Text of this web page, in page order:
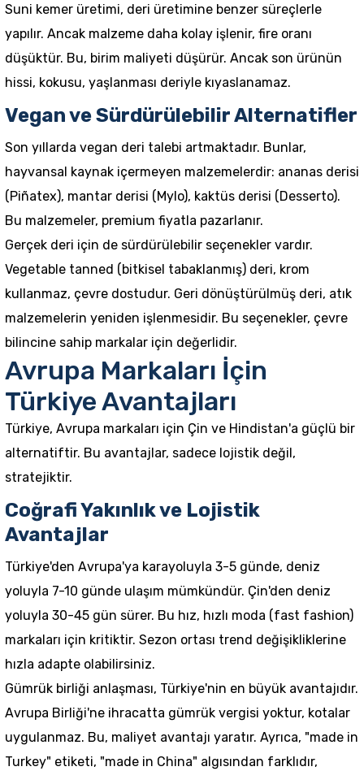
Suni kemer üretimi, deri üretimine benzer süreçlerle
yapılır. Ancak malzeme daha kolay işlenir, fire oranı
düşüktür. Bu, birim maliyeti düşürür. Ancak son ürünün
hissi, kokusu, yaşlanması deriyle kıyaslanamaz.
Vegan ve Sürdürülebilir Alternatifler
Son yıllarda vegan deri talebi artmaktadır. Bunlar,
hayvansal kaynak içermeyen malzemelerdir: ananas derisi
(Piñatex), mantar derisi (Mylo), kaktüs derisi (Desserto).
Bu malzemeler, premium fiyatla pazarlanır.
Gerçek deri için de sürdürülebilir seçenekler vardır.
Vegetable tanned (bitkisel tabaklanmış) deri, krom
kullanmaz, çevre dostudur. Geri dönüştürülmüş deri, atık
malzemelerin yeniden işlenmesidir. Bu seçenekler, çevre
bilincine sahip markalar için değerlidir.
Avrupa Markaları İçin
Türkiye Avantajları
Türkiye, Avrupa markaları için Çin ve Hindistan'a güçlü bir
alternatiftir. Bu avantajlar, sadece lojistik değil,
stratejiktir.
Coğrafi Yakınlık ve Lojistik
Avantajlar
Türkiye'den Avrupa'ya karayoluyla 3-5 günde, deniz
yoluyla 7-10 günde ulaşım mümkündür. Çin'den deniz
yoluyla 30-45 gün sürer. Bu hız, hızlı moda (fast fashion)
markaları için kritiktir. Sezon ortası trend değişikliklerine
hızla adapte olabilirsiniz.
Gümrük birliği anlaşması, Türkiye'nin en büyük avantajıdır.
Avrupa Birliği'ne ihracatta gümrük vergisi yoktur, kotalar
uygulanmaz. Bu, maliyet avantajı yaratır. Ayrıca, "made in
Turkey" etiketi, "made in China" algısından farklıdır,